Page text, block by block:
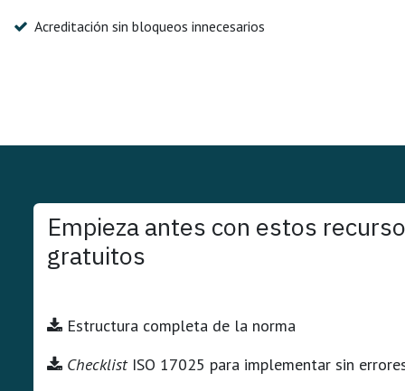
Acreditación sin bloqueos innecesarios
Empieza antes con estos
gratuitos
Estructura completa de la norma
Checklist ISO 17025 para implementar sin